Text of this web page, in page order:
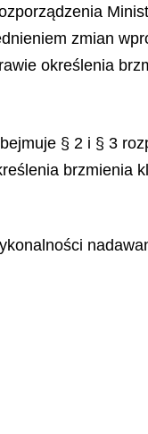
zmian
określenia
§ 2 i § 3
brzmienia